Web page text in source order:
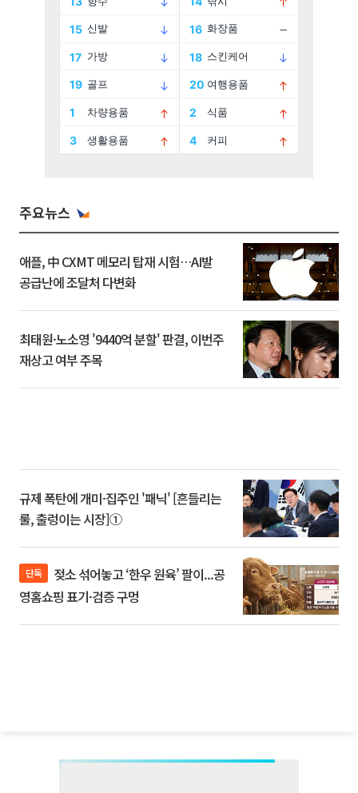
주요뉴스
애플, 中 CXMT 메모리 탑재 시험…AI발
공급난에 조달처 다변화
최태원·노소영 '9440억 분할' 판결, 이번주
재상고 여부 주목
규제 폭탄에 개미·집주인 '패닉' [흔들리는
룰, 출렁이는 시장]①
단독
영홈쇼핑 표기·검증 구멍